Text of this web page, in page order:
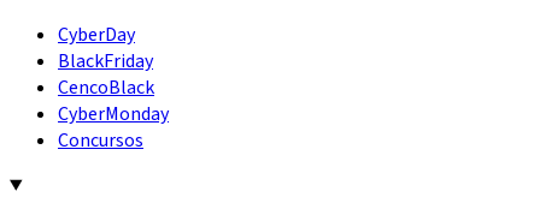
CyberDay
BlackFriday
CencoBlack
CyberMonday
Concursos